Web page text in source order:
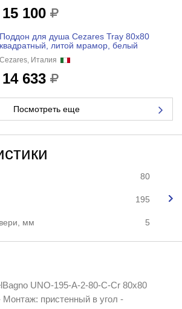
15 100
Поддон для душа Cezares Tray 80x80
квадратный, литой мрамор, белый
Cezares, Италия
14 633
Посмотреть еще
80
195
мм 5
UNO-195-A-2-80-C-Cr 80x80
пристенный в угол -